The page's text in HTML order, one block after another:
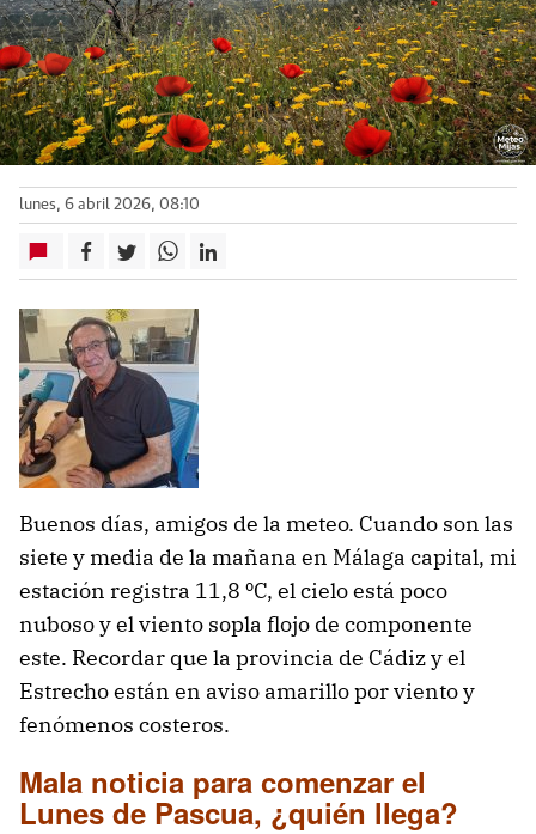
lunes, 6 abril 2026, 08:10
Buenos días, amigos de la meteo. Cuando son las
siete y media de la mañana en Málaga capital, mi
estación registra 11,8 ºC, el cielo está poco
nuboso y el viento sopla flojo de componente
este. Recordar que la provincia de Cádiz y el
Estrecho están en aviso amarillo por viento y
fenómenos costeros.
Mala noticia para comenzar el
Lunes de Pascua, ¿quién llega?